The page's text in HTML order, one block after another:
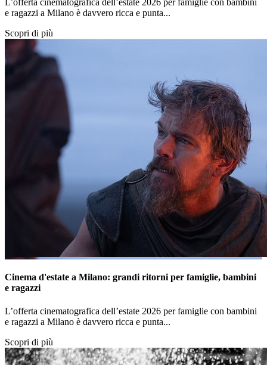
L’offerta cinematografica dell’estate 2026 per famiglie con bambini
e ragazzi a Milano è davvero ricca e punta...
Scopri di più
Cinema d'estate a Milano: grandi ritorni per famiglie, bambini
e ragazzi
L’offerta cinematografica dell’estate 2026 per famiglie con bambini
e ragazzi a Milano è davvero ricca e punta...
Scopri di più